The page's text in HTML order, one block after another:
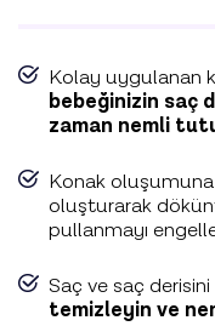
Kolay uygulanan
bebeğinizin saç
zaman nemli
Konak oluşumuna
oluşturarak
pullanmayı
Saç ve saç
temizleyin ve